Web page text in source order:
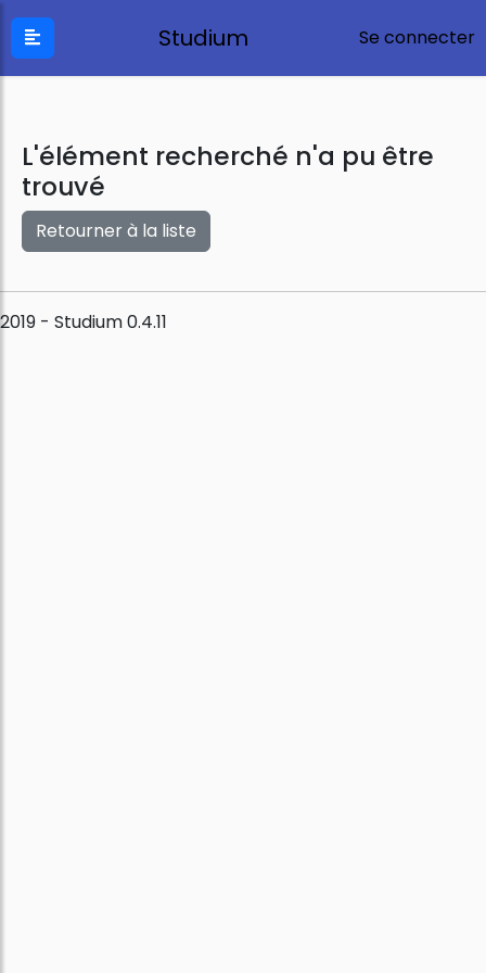
Studium Se connecter
L'élément recherché n'a pu être
trouvé
Retourner à la liste
2019 - Studium 0.4.11